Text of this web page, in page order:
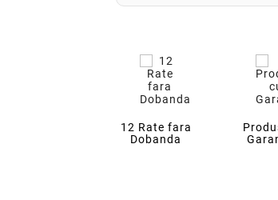
12 Rate fara
Dobanda